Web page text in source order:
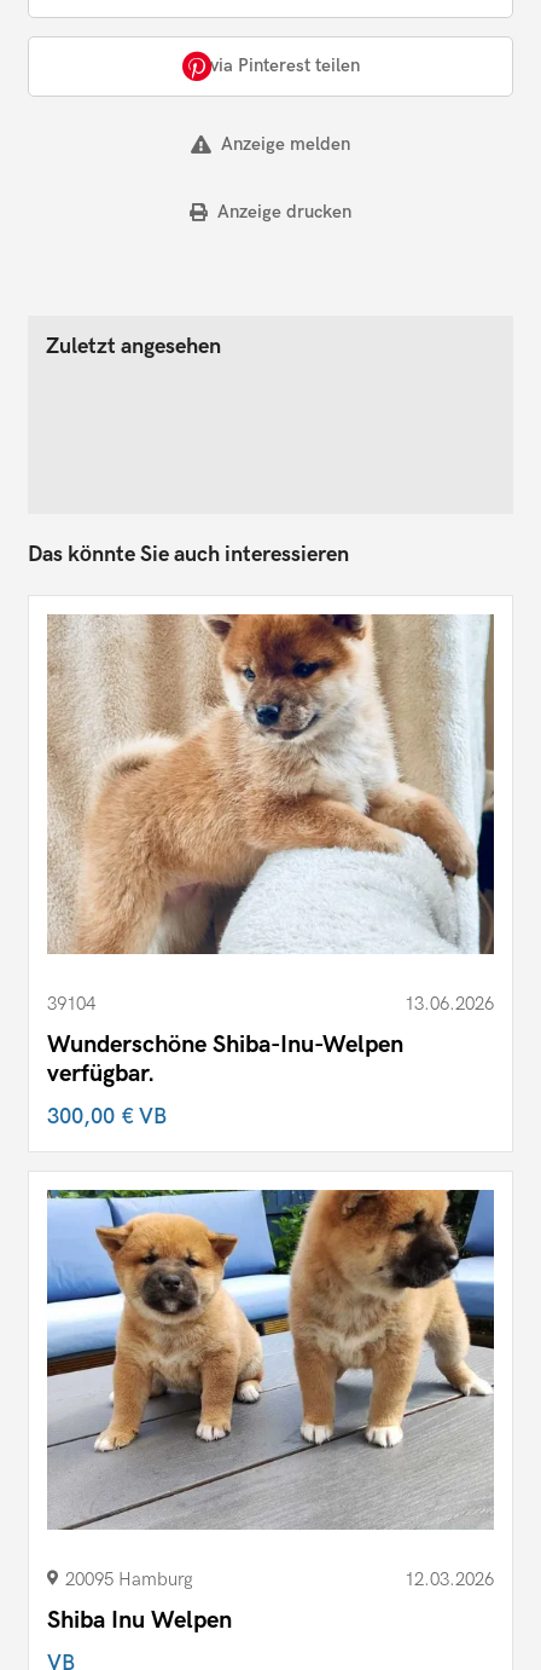
via Pinterest teilen
Anzeige melden
Anzeige drucken
Zuletzt angesehen
Das könnte Sie auch interessieren
39104 13.06.2026
Wunderschöne Shiba-Inu-Welpen
verfügbar.
300,00 €VB
20095 Hamburg 12.03.2026
Shiba Inu Welpen
VB